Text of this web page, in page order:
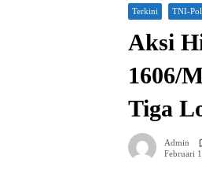
Terkini TNI-
Aksi
1606/
Tiga
Admin
Februari